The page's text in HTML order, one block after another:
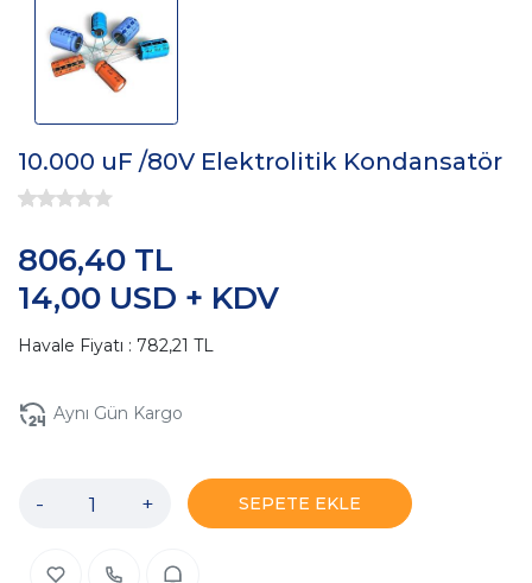
10.000 uF /80V Elektrolitik Kondansatör
14,00 USD + KDV
806,40 TL
Havale Fiyatı : 782,21 TL
Aynı Gün Kargo
- + SEPETE EKLE